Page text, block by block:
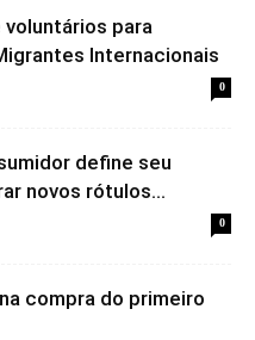
para
Internacionais
0
define seu
novos rótulos...
0
compra do primeiro